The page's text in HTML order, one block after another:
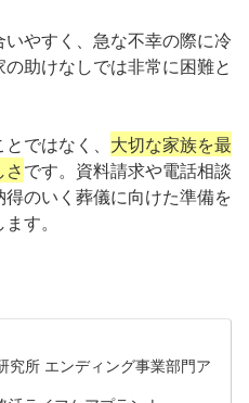
やすく、急な不幸の際に冷
助けなしでは非常に困難と
ではなく、 大切な家族を最
です。資料請求や電話相談
のいく葬儀に向けた準備を
す。
究所 エンディング事業部門ア